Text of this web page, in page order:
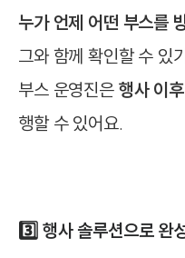
누가 언제 어떤 부스를
그와 함께 확인할 수 있
부스 운영진은 행사 이
행할 수 있어요.
3️⃣행사 솔루션으로 완